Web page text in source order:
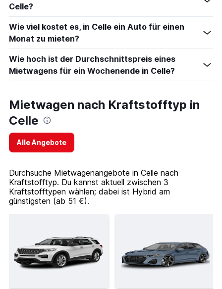
Celle?
Wie viel kostet es, in Celle ein Auto für einen
Monat zu mieten?
Wie hoch ist der Durchschnittspreis eines
Mietwagens für ein Wochenende in Celle?
Mietwagen nach Kraftstofftyp in
Celle
Alle Angebote
Durchsuche Mietwagenangebote in Celle nach
Kraftstofftyp. Du kannst aktuell zwischen 3
Kraftstofftypen wählen; dabei ist Hybrid am
günstigsten (ab 51 €).